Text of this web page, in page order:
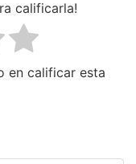
calificarla!
en calificar esta